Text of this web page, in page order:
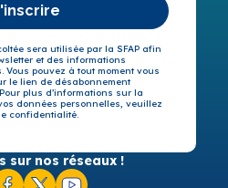
sera utilisée par la SFAP afin
et des informations
pouvez à tout moment vous
le lien de désabonnement
plus d’informations sur la
données personnelles, veuillez
confidentialité.
sur nos réseaux !